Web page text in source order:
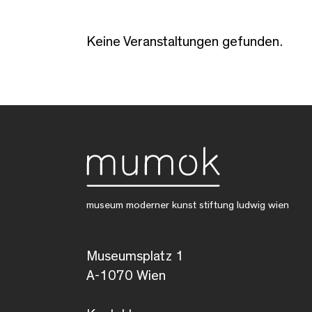
Keine Veranstaltungen gefunden.
museum moderner kunst stiftung ludwig wien
Museumsplatz 1
A-1070 Wien